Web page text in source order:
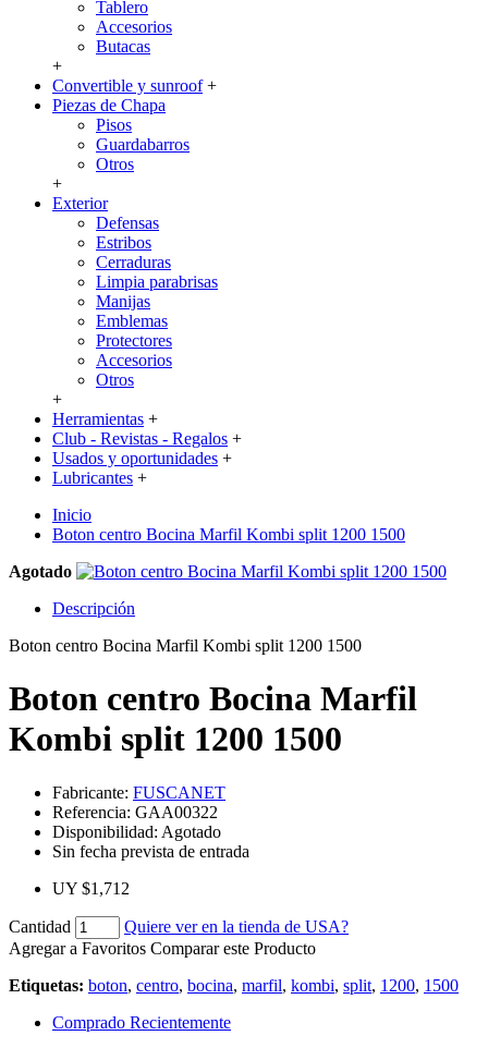
Tablero
Accesorios
Butacas
+
Convertible y sunroof +
Piezas de Chapa
Pisos
Guardabarros
Otros
+
Exterior
Defensas
Estribos
Cerraduras
Limpia parabrisas
Manijas
Emblemas
Protectores
Accesorios
Otros
+
Herramientas +
Club - Revistas - Regalos +
Usados y oportunidades +
Lubricantes +
Inicio
Boton centro Bocina Marfil Kombi split 1200 1500
Agotado
Descripción
Boton centro Bocina Marfil Kombi split 1200 1500
Boton centro Bocina Marfil
Kombi split 1200 1500
Fabricante: FUSCANET
Referencia: GAA00322
Disponibilidad: Agotado
Sin fecha prevista de entrada
UY $1,712
Cantidad
Quiere ver en la tienda de USA?
Agregar a Favoritos Comparar este Producto
Etiquetas: boton, centro, bocina, marfil, kombi, split, 1200, 1500
Comprado Recientemente